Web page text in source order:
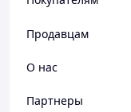
Продавцам
О нас
Партнеры